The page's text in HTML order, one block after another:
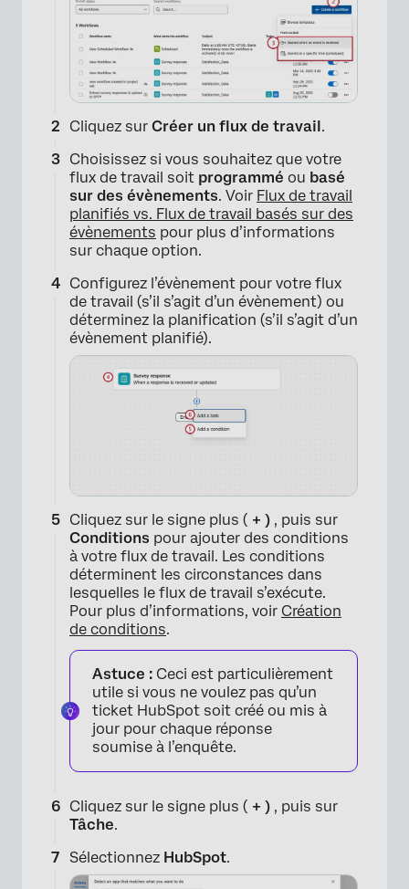
×
Cliquez sur Créer un flux de travail.
Choisissez si vous souhaitez que votre
flux de travail soit programmé ou basé
sur des évènements. Voir Flux de travail
planifiés vs. Flux de travail basés sur des
évènements pour plus d’informations
sur chaque option.
Configurez l’évènement pour votre flux
de travail (s’il s’agit d’un évènement) ou
déterminez la planification (s’il s’agit d’un
évènement planifié).
Cliquez sur le signe plus ( + ) , puis sur
Conditions pour ajouter des conditions
à votre flux de travail. Les conditions
déterminent les circonstances dans
lesquelles le flux de travail s’exécute.
Pour plus d’informations, voir Création
de conditions.
Astuce : Ceci est particulièrement
utile si vous ne voulez pas qu’un
ticket HubSpot soit créé ou mis à
jour pour chaque réponse
soumise à l’enquête.
Cliquez sur le signe plus ( + ) , puis sur
Tâche.
Sélectionnez HubSpot.